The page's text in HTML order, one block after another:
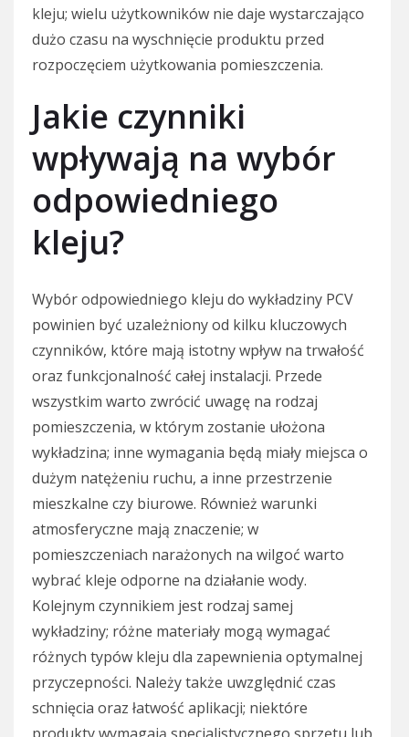
kleju; wielu użytkowników nie daje wystarczająco
dużo czasu na wyschnięcie produktu przed
rozpoczęciem użytkowania pomieszczenia.
Jakie czynniki
wpływają na wybór
odpowiedniego
kleju?
Wybór odpowiedniego kleju do wykładziny PCV
powinien być uzależniony od kilku kluczowych
czynników, które mają istotny wpływ na trwałość
oraz funkcjonalność całej instalacji. Przede
wszystkim warto zwrócić uwagę na rodzaj
pomieszczenia, w którym zostanie ułożona
wykładzina; inne wymagania będą miały miejsca o
dużym natężeniu ruchu, a inne przestrzenie
mieszkalne czy biurowe. Również warunki
atmosferyczne mają znaczenie; w
pomieszczeniach narażonych na wilgoć warto
wybrać kleje odporne na działanie wody.
Kolejnym czynnikiem jest rodzaj samej
wykładziny; różne materiały mogą wymagać
różnych typów kleju dla zapewnienia optymalnej
przyczepności. Należy także uwzględnić czas
schnięcia oraz łatwość aplikacji; niektóre